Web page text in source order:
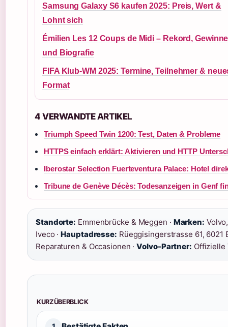
Samsung Galaxy S6 kaufen 2025: Preis, Wert &
Lohnt sich
Émilien Les 12 Coups de Midi – Rekord, Gewinne
und Biografie
FIFA Klub-WM 2025: Termine, Teilnehmer &
Format
4 VERWANDTE ARTIKEL
Triumph Speed Twin 1200: Test, Daten & Probleme
HTTPS einfach erklärt: Aktivieren und HTTP
Iberostar Selection Fuerteventura Palace: Hotel
Tribune de Genève Décès: Todesanzeigen in Genf
Standorte: Emmenbrücke & Meggen · Marken:
Iveco ·Hauptadresse: Rüeggisingerstrasse 61, 6021
Reparaturen & Occasionen ·Volvo-Partner: Offizielle
KURZÜBERBLICK